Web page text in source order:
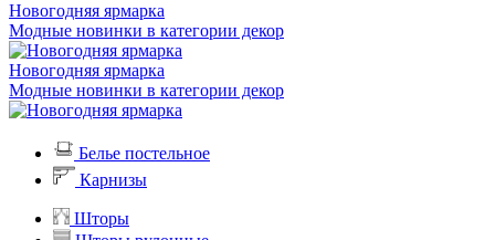
Новогодняя ярмарка
Модные новинки в категории декор
Новогодняя ярмарка
Модные новинки в категории декор
Белье постельное
Карнизы
Шторы